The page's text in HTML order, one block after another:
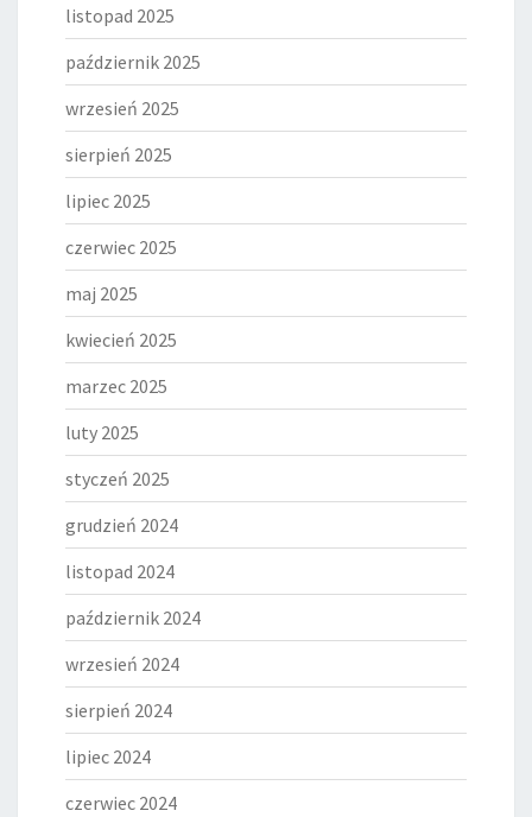
listopad 2025
październik 2025
wrzesień 2025
sierpień 2025
lipiec 2025
czerwiec 2025
maj 2025
kwiecień 2025
marzec 2025
luty 2025
styczeń 2025
grudzień 2024
listopad 2024
październik 2024
wrzesień 2024
sierpień 2024
lipiec 2024
czerwiec 2024